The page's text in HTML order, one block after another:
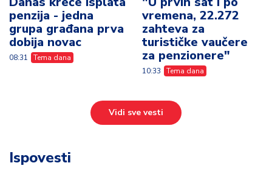
penzija - jedna
grupa građana prva
dobija novac
08:31 Tema dana
vremena, 22.272
zahteva za
turističke vaučere
za penzionere"
10:33 Tema dana
Vidi sve vesti
Ispovesti